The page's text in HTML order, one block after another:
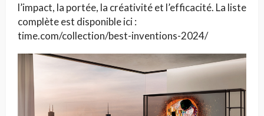
l’impact, la portée, la créativité et l’efficacité. La liste
complète est disponible ici :
time.com/collection/best-inventions-2024/